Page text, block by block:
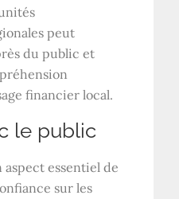
peut
du public et
financier local.
le public
aspect essentiel de
sur les